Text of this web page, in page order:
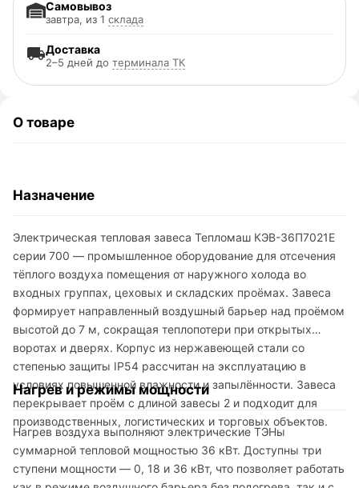
Доставка
2–5 дней до терминала ТК
Самовывоз
завтра, из 1 склада
О товаре
Назначение
Электрическая тепловая завеса Тепломаш КЭВ-36П7021E
серии 700 — промышленное оборудование для отсечения
тёплого воздуха помещения от наружного холода во
входных группах, цеховых и складских проёмах. Завеса
формирует направленный воздушный барьер над проёмом
высотой до 7 м, сокращая теплопотери при открытых
воротах и дверях. Корпус из нержавеющей стали со
степенью защиты IP54 рассчитан на эксплуатацию в
условиях повышенной влажности и запылённости. Завеса
перекрывает проём с длиной завесы 2 и подходит для
производственных, логистических и торговых объектов.
Нагрев и режимы мощности
Нагрев воздуха выполняют электрические ТЭНы
суммарной тепловой мощностью 36 кВт. Доступны три
ступени мощности — 0, 18 и 36 кВт, что позволяет работать